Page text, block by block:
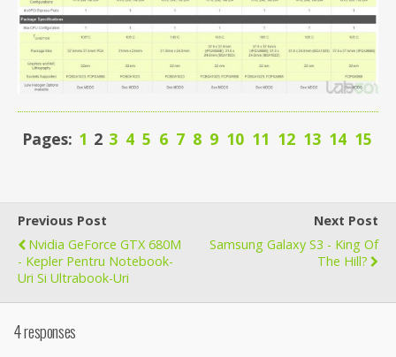
Pages: 1 2 3 4 5 6 7 8 9 10 11 12 13 14 15
Previous Post
Nvidia GeForce GTX 680M
- Kepler Pentru Notebook-
Uri Si Ultrabook-Uri
Next Post
Samsung Galaxy S3 - King Of
The Hill?
4 responses